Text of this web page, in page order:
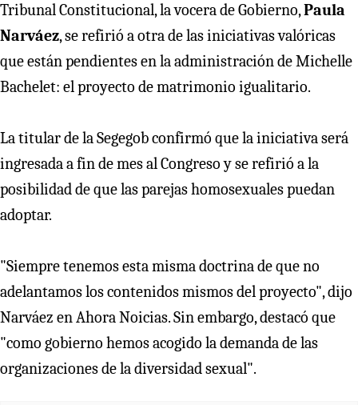
Tribunal Constitucional, la vocera de Gobierno,Paula
Narváez, se refirió a otra de las iniciativas valóricas
que están pendientes en la administración de Michelle
Bachelet: el proyecto de matrimonio igualitario.
La titular de la Segegob confirmó que la iniciativa será
ingresada a fin de mes al Congreso y se refirió a la
posibilidad de que las parejas homosexuales puedan
adoptar.
"Siempre tenemos esta misma doctrina de que no
adelantamos los contenidos mismos del proyecto", dijo
Narváez en Ahora Noicias. Sin embargo, destacó que
"como gobierno hemos acogido la demanda de las
organizaciones de la diversidad sexual".